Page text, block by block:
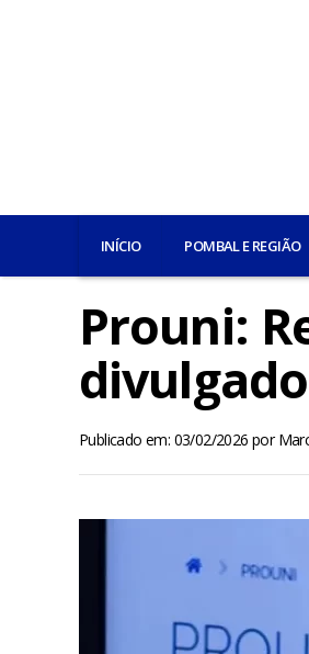
INÍCIO POMBAL E REGIÃO
Prouni:
Publicado em: 03/02/2026 por